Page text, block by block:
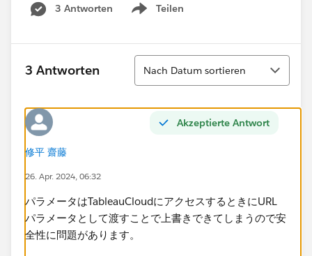
3 Antworten
Teilen
Show menu
3 Antworten
Sortieren
Nach Datum sortieren
Akzeptierte Antwort
修平 齋藤
26. Apr. 2024, 06:32
パラメータはTableauCloudにアクセスするときにURL
パラメータとして渡すことで上書きできてしまうので安
全性に問題があります。